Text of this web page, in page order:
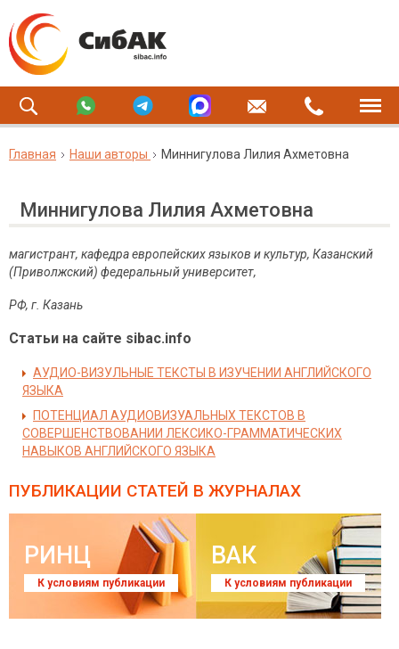
Главная Наши авторы Миннигулова Лилия Ахметовна
Миннигулова Лилия Ахметовна
магистрант, кафедра европейских языков и культур, Казанский
(Приволжский) федеральный университет,
РФ, г. Казань
Статьи на сайте sibac.info
АУДИО-ВИЗУЛЬНЫЕ ТЕКСТЫ В ИЗУЧЕНИИ АНГЛИЙСКОГО
ЯЗЫКА
ПОТЕНЦИАЛ АУДИОВИЗУАЛЬНЫХ ТЕКСТОВ В
СОВЕРШЕНСТВОВАНИИ ЛЕКСИКО-ГРАММАТИЧЕСКИХ
НАВЫКОВ АНГЛИЙСКОГО ЯЗЫКА
ПУБЛИКАЦИИ СТАТЕЙ В ЖУРНАЛАХ
РИНЦ
К условиям публикации
ВАК
К условиям публикации